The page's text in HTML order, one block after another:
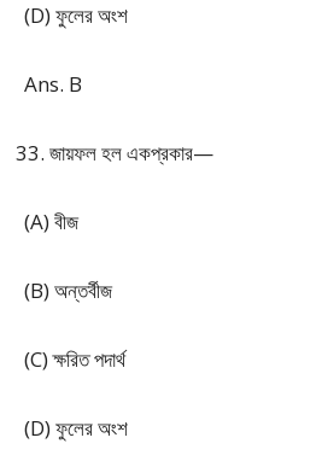
(D) ফুলের অংশ
Ans. B
জায়ফল হল একপ্রকার—
(A) বীজ
(B) অন্তর্বীজ
(C) ক্ষরিত পদার্থ
(D) ফুলের অংশ